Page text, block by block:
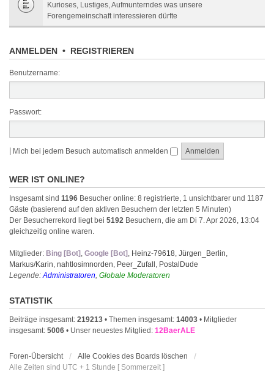
Kurioses, Lustiges, Aufmunterndes was unsere
Forengemeinschaft interessieren dürfte
ANMELDEN • REGISTRIEREN
Benutzername:
Passwort:
Mich bei jedem Besuch automatisch anmelden
WER IST ONLINE?
Insgesamt sind 1196 Besucher online: 8 registrierte, 1 unsichtbarer und 1187
Gäste (basierend auf den aktiven Besuchern der letzten 5 Minuten)
Der Besucherrekord liegt bei 5192 Besuchern, die am Di 7. Apr 2026, 13:04
gleichzeitig online waren.
Mitglieder: Bing [Bot] , Google [Bot] , Heinz-79618, Jürgen_Berlin,
Markus/Karin, nahtlosimnorden, Peer_Zufall , PostalDude
Legende:Administratoren, Globale Moderatoren
STATISTIK
Beiträge insgesamt: 219213 • Themen insgesamt: 14003 • Mitglieder
insgesamt: 5006 • Unser neuestes Mitglied: 12BaerALE
Foren-Übersicht
Alle Cookies des Boards löschen
Alle Zeiten sind UTC + 1 Stunde [ Sommerzeit ]